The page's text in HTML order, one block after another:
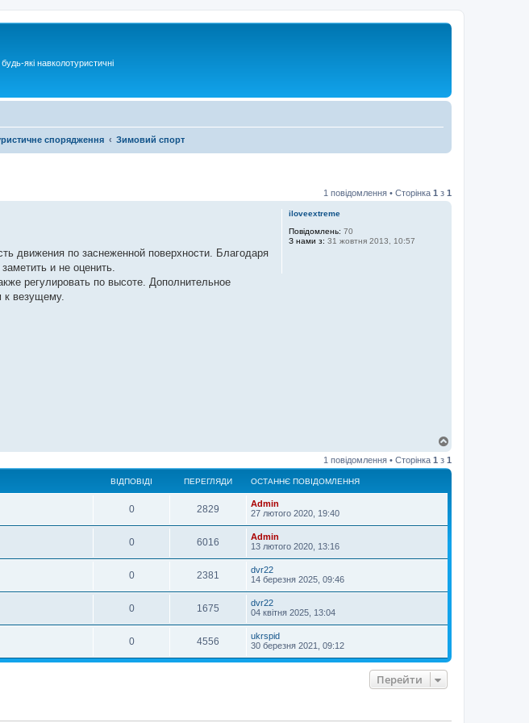
які навколотуристичні
спорядження Зимовий спорт
1 повідомлення • Сторінка 1 з 1
iloveextreme
Повідомлень: 70
З нами з: 31 жовтня 2013, 10:57
движения по заснеженной поверхности. Благодаря
и не оценить.
регулировать по высоте. Дополнительное
к везущему.
г
о
1 повідомлення • Сторінка 1 з 1
ВІДПОВІДІ ПЕРЕГЛЯДИ ОСТАННЄ ПОВІДОМЛЕННЯ
0 2829
Admin
27 лютого 2020, 19:40
0 6016
Admin
13 лютого 2020, 13:16
0 2381
dvr22
14 березня 2025, 09:46
0 1675
dvr22
04 квітня 2025, 13:04
0 4556
ukrspid
30 березня 2021, 09:12
Перейти